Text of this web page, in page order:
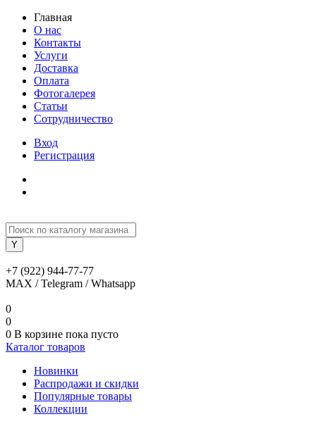
Главная
О нас
Контакты
Услуги
Доставка
Оплата
Фотогалерея
Статьи
Сотрудничество
Вход
Регистрация
+7 (922) 944-77-77
MAX / Telegram / Whatsapp
0
0
0 В корзине пока пусто
Каталог товаров
Новинки
Распродажи и скидки
Популярные товары
Коллекции